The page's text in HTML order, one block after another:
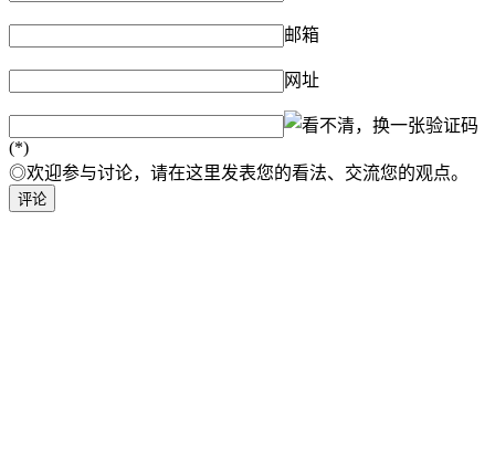
邮箱
网址
验证码
(*)
◎欢迎参与讨论，请在这里发表您的看法、交流您的观点。